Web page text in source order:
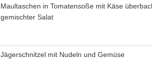
Maultaschen in Tomatensoße mit Käse
gemischter Salat
Jägerschnitzel mit Nudeln und Gemüse